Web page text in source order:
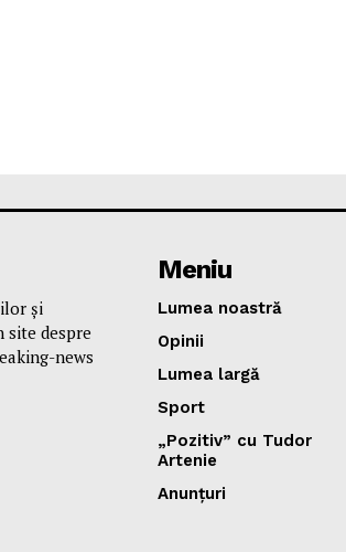
și
site despre
news
Meniu
Lumea noastră
Opinii
Lumea largă
Sport
„Pozitiv” cu Tudor
Artenie
Anunțuri